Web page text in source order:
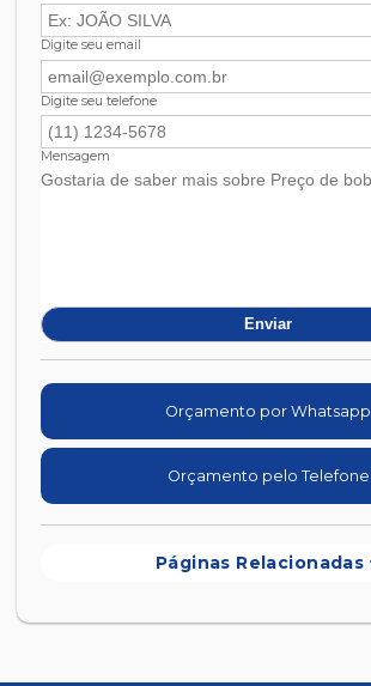
Digite seu email
Digite seu telefone
Mensagem
Orçamento por Whatsapp
Orçamento pelo Telefone
Páginas Relacionadas